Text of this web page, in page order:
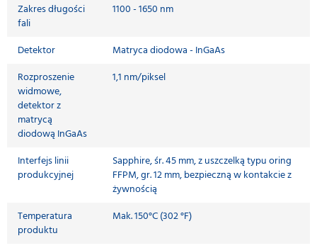
Zakres długości
fali
1100 - 1650 nm
Detektor
Matryca diodowa - InGaAs
Rozproszenie
widmowe,
detektor z
matrycą
diodową InGaAs
1,1 nm/piksel
Interfejs linii
produkcyjnej
Sapphire, śr. 45 mm, z uszczelką typu oring
FFPM, gr. 12 mm, bezpieczną w kontakcie z
żywnością
Temperatura
produktu
Mak. 150°C (302 °F)